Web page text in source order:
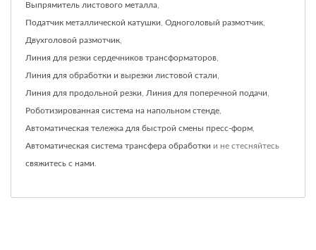
Выпрямитель листового металла
Податчик металлической катушки Одноголовый размотчик
Двухголовой размотчик
Линия для резки сердечников трансформаторов
Линия для обработки и вырезки листовой стали
Линия для продольной резки Линия для поперечной подачи
Роботизированная система на напольном стенде
Автоматическая тележка для быстрой смены пресс-форм
Автоматическая система трансфера обработки и не стесняйтесь
свяжитесь с нами